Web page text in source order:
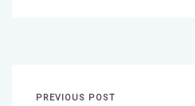
PREVIOUS POST